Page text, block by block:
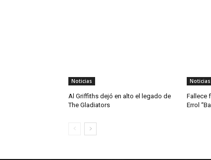
Noticias
Al Griffiths dejó en alto el legado de
The Gladiators
Noticias
Fallece
Errol